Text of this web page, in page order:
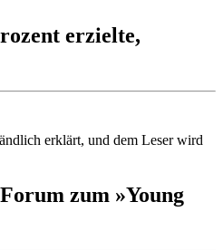
erzielte,
erklärt, und dem Leser wird
zum »Young